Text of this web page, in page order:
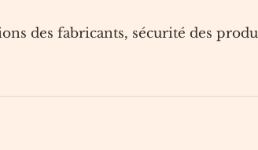
des fabricants, sécurité des